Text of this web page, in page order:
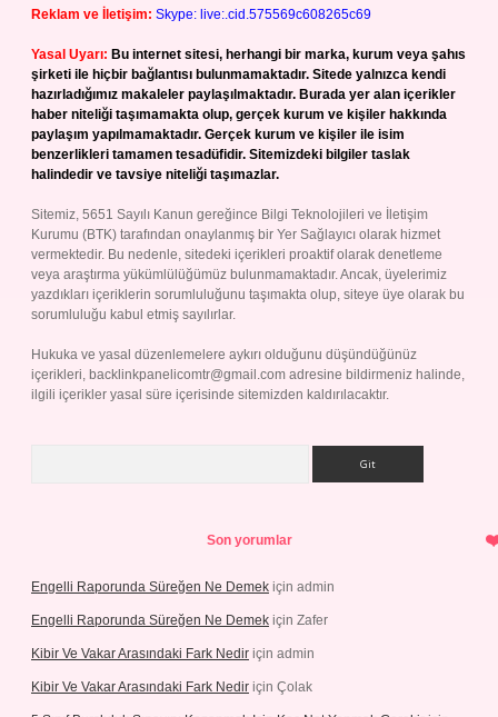
Reklam ve İletişim: Skype: live:.cid.575569c608265c69
Yasal Uyarı: Bu internet sitesi, herhangi bir marka, kurum veya şahıs
şirketi ile hiçbir bağlantısı bulunmamaktadır. Sitede yalnızca kendi
hazırladığımız makaleler paylaşılmaktadır. Burada yer alan içerikler
haber niteliği taşımamakta olup, gerçek kurum ve kişiler hakkında
paylaşım yapılmamaktadır. Gerçek kurum ve kişiler ile isim
benzerlikleri tamamen tesadüfidir. Sitemizdeki bilgiler taslak
halindedir ve tavsiye niteliği taşımazlar.
Sitemiz, 5651 Sayılı Kanun gereğince Bilgi Teknolojileri ve İletişim
Kurumu (BTK) tarafından onaylanmış bir Yer Sağlayıcı olarak hizmet
vermektedir. Bu nedenle, sitedeki içerikleri proaktif olarak denetleme
veya araştırma yükümlülüğümüz bulunmamaktadır. Ancak, üyelerimiz
yazdıkları içeriklerin sorumluluğunu taşımakta olup, siteye üye olarak bu
sorumluluğu kabul etmiş sayılırlar.
Hukuka ve yasal düzenlemelere aykırı olduğunu düşündüğünüz
içerikleri, backlinkpanelicomtr@gmail.com adresine bildirmeniz halinde,
ilgili içerikler yasal süre içerisinde sitemizden kaldırılacaktır.
Son yorumlar
Engelli Raporunda Süreğen Ne Demek için admin
Engelli Raporunda Süreğen Ne Demek için Zafer
Kibir Ve Vakar Arasındaki Fark Nedir için admin
Kibir Ve Vakar Arasındaki Fark Nedir için Çolak